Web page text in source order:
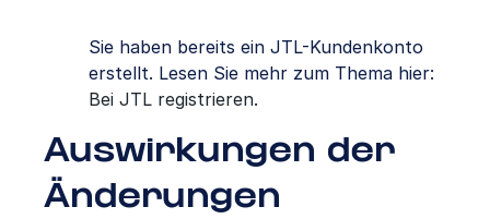
Sie haben bereits ein JTL-Kundenkonto
erstellt. Lesen Sie mehr zum Thema hier:
Bei JTL registrieren.
Auswirkungen der
Änderungen